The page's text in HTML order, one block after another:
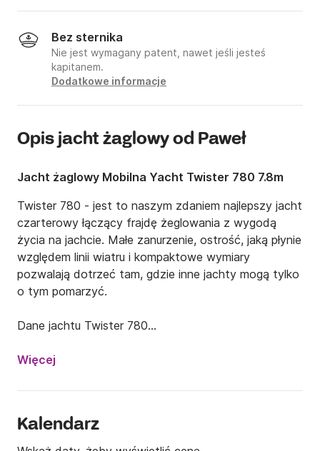
Bez sternika
Nie jest wymagany patent, nawet jeśli jesteś
kapitanem.
Dodatkowe informacje
Opis jacht żaglowy od Paweł
Jacht żaglowy Mobilna Yacht Twister 780 7.8m
Twister 780 - jest to naszym zdaniem najlepszy jacht
czarterowy łączący frajdę żeglowania z wygodą
życia na jachcie. Małe zanurzenie, ostrość, jaką płynie
względem linii wiatru i kompaktowe wymiary
pozwalają dotrzeć tam, gdzie inne jachty mogą tylko
o tym pomarzyć.
Dane jachtu Twister 780
• Szerokość jachtu 2,70 metra
• Zanurzenie maksymalne 1,45 metra
• Załoga 6 – 8 osób
Więcej
Kalendarz